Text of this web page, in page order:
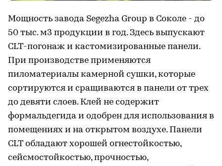
Мощность завода Segezha Group в Соколе - до
50 тыс. м3 продукции в год. Здесь выпускают
CLT-погонаж и кастомизированные панели.
При производстве применяются
пиломатериалы камерной сушки, которые
сортируются и сращиваются в панели от трех
до девяти слоев. Клей не содержит
формальдегида и одобрен для использования в
помещениях и на открытом воздухе. Панели
CLT обладают хорошей огнестойкостью,
сейсмостойкостью, прочностью,